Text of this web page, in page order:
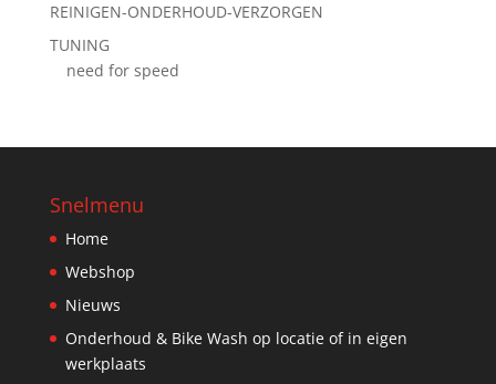
REINIGEN-ONDERHOUD-VERZORGEN
TUNING
need for speed
Snelmenu
Home
Webshop
Nieuws
Onderhoud & Bike Wash op locatie of in eigen
werkplaats